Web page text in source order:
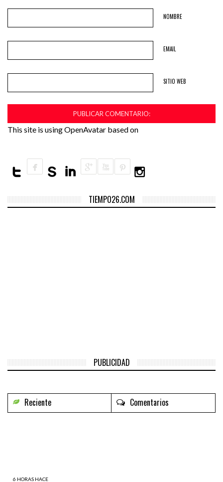
NOMBRE
EMAIL
SITIO WEB
This site is using OpenAvatar based on
TIEMPO26.COM
PUBLICIDAD
Reciente Comentarios
6 HORAS HACE